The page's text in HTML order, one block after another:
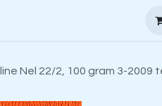
Nel 22/2, 100 gram 3-2009